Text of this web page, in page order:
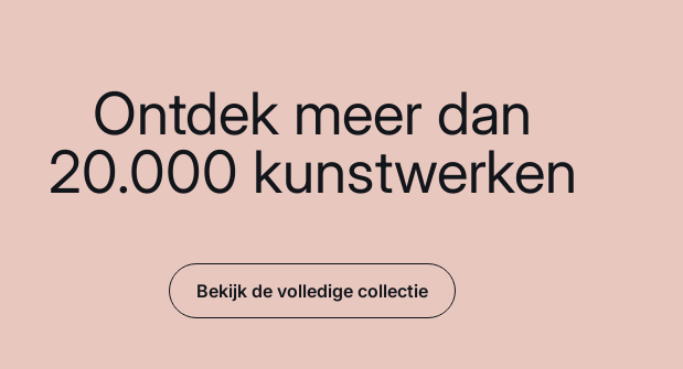
Ontdek meer dan
20.000 kunstwerken
Bekijk de volledige collectie